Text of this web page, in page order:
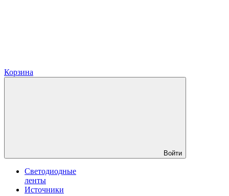
Корзина
Войти
Светодиодные
ленты
Источники